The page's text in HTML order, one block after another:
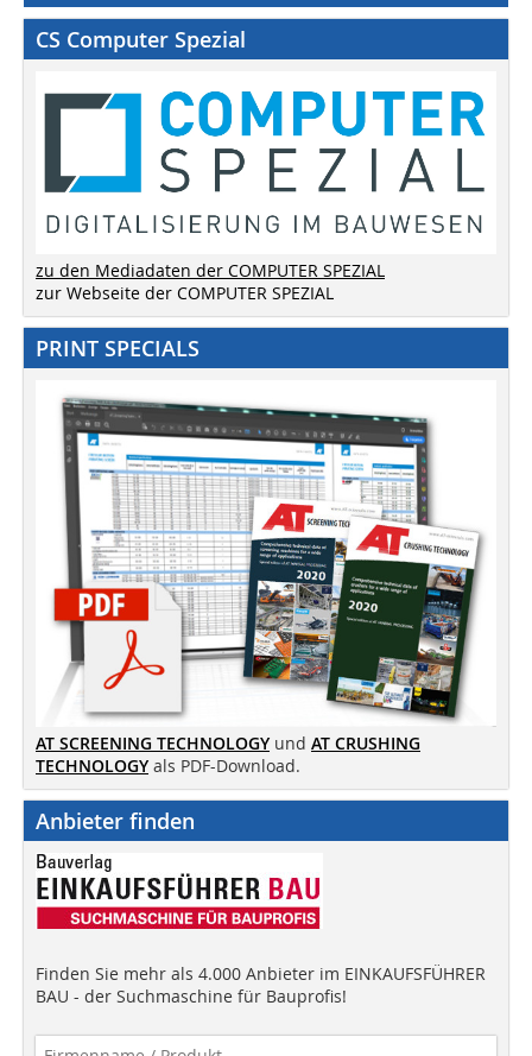
CS Computer Spezial
zu den Mediadaten der COMPUTER SPEZIAL
zur Webseite der COMPUTER SPEZIAL
PRINT SPECIALS
AT SCREENING TECHNOLOGY und AT CRUSHING
TECHNOLOGY als PDF-Download.
Anbieter finden
Finden Sie mehr als 4.000 Anbieter im EINKAUFSFÜHRER
BAU - der Suchmaschine für Bauprofis!